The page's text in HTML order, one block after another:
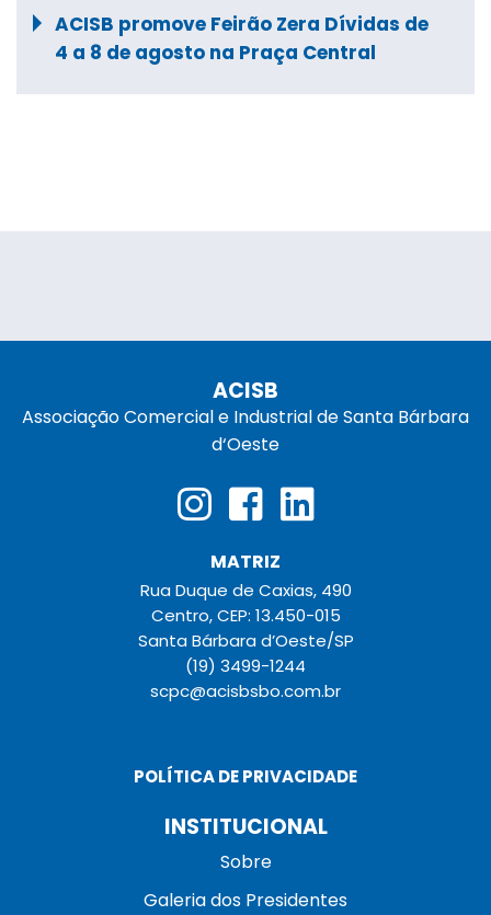
ACISB promove Feirão Zera Dívidas de
4 a 8 de agosto na Praça Central
ACISB
Associação Comercial e Industrial de Santa Bárbara
d‘Oeste
MATRIZ
Rua Duque de Caxias, 490
Centro, CEP: 13.450-015
Santa Bárbara d’Oeste/SP
(19) 3499-1244
scpc@acisbsbo.com.br
POLÍTICA DE PRIVACIDADE
INSTITUCIONAL
Sobre
Galeria dos Presidentes